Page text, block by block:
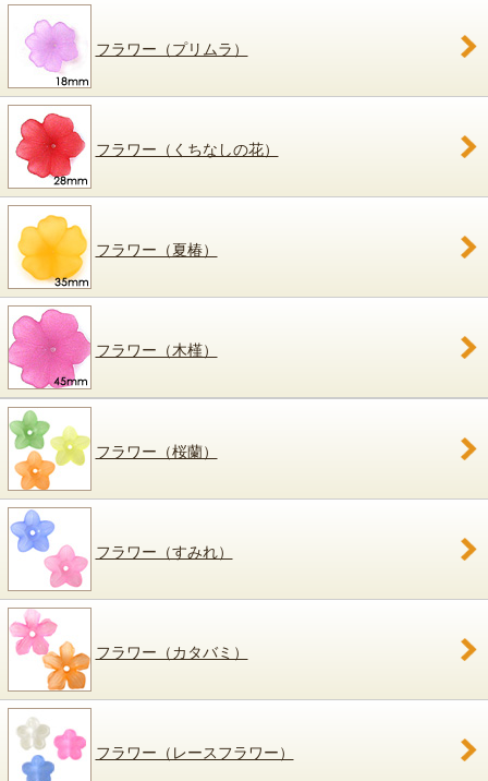
フラワー（プリムラ）
フラワー（くちなしの花）
フラワー（夏椿）
フラワー（木槿）
フラワー（桜蘭）
フラワー（すみれ）
フラワー（カタバミ）
フラワー（レースフラワー）